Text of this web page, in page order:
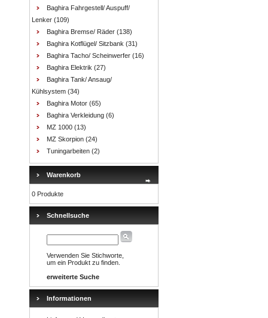
Baghira Fahrgestell/ Auspuff/
Lenker (109)
Baghira Bremse/ Räder (138)
Baghira Kotflügel/ Sitzbank (31)
Baghira Tacho/ Scheinwerfer (16)
Baghira Elektrik (27)
Baghira Tank/ Ansaug/
Kühlsystem (34)
Baghira Motor (65)
Baghira Verkleidung (6)
MZ 1000 (13)
MZ Skorpion (24)
Tuningarbeiten (2)
Warenkorb
0 Produkte
Schnellsuche
Verwenden Sie Stichworte,
um ein Produkt zu finden.
erweiterte Suche
Informationen